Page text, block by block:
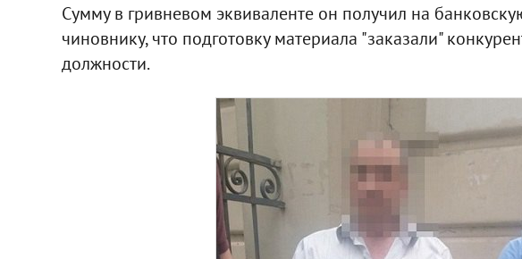
Сумму в гривневом эквиваленте он получил на
чиновнику, что подготовку материала "заказали"
должности.